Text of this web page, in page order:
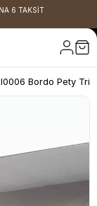
6 TAKSİT
Bordo Pety